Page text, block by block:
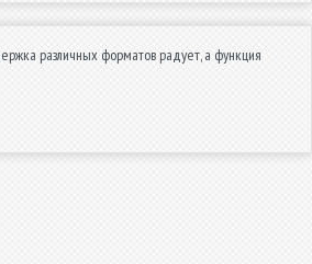
различных форматов радует, а функция